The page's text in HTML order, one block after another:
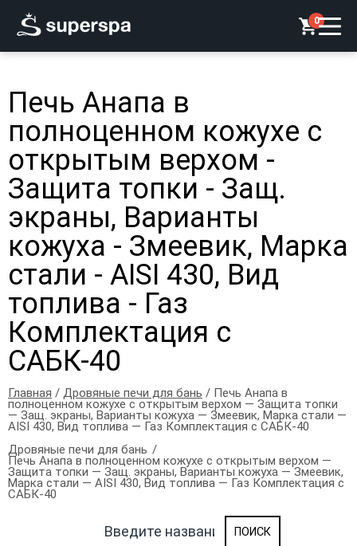
0
Печь Анапа в
полноценном кожухе с
открытым верхом -
Защита топки - Защ.
экраны, Варианты
кожуха - Змеевик, Марка
стали - AISI 430, Вид
топлива - Газ
Комплектация с
САБК-40
Главная / Дровяные печи для бань / Печь Анапа в
полноценном кожухе с открытым верхом — Защита топки
— Защ. экраны, Варианты кожуха — Змеевик, Марка стали —
AISI 430, Вид топлива — Газ Комплектация с САБК-40
Дровяные печи для бань
Печь Анапа в полноценном кожухе с открытым верхом —
Защита топки — Защ. экраны, Варианты кожуха — Змеевик,
Марка стали — AISI 430, Вид топлива — Газ Комплектация с
САБК-40